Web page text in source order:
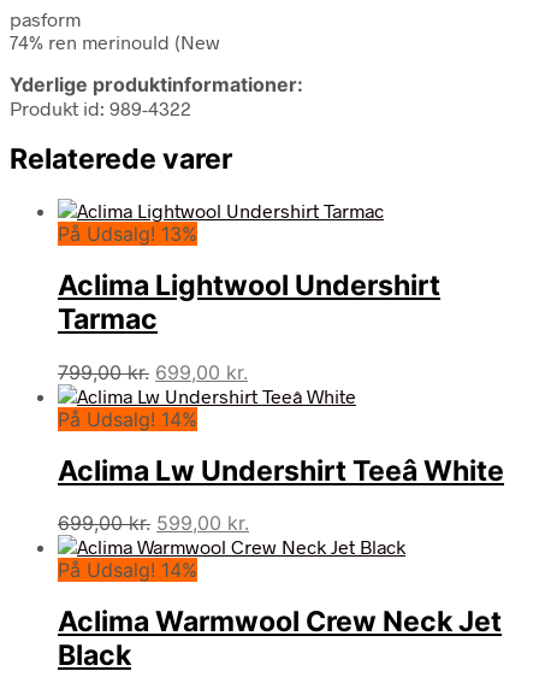
pasform
74% ren merinould (New
Yderlige produktinformationer:
Produkt id: 989-4322
Relaterede varer
På Udsalg! 13%
Aclima Lightwool Undershirt
Tarmac
799,00kr. Den
oprindelige
pris
799,00 kr..
699,00 kr.
aktuelle
699,00 kr..
På Udsalg! 14%
Aclima Lw Undershirt Teeâ White
699,00kr. Den
oprindelige
pris
699,00 kr..
599,00 kr.
aktuelle
599,00 kr..
På Udsalg! 14%
Aclima Warmwool Crew Neck Jet
Black